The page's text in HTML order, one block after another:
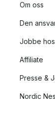
Om oss
Den
Jobbe
Affiliate
Presse &
Nordic